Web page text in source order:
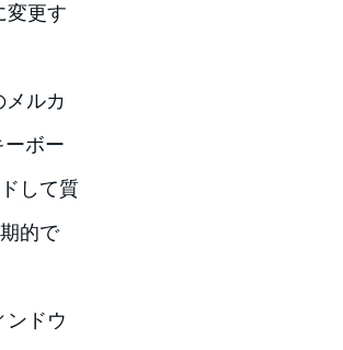
変更す
ルカ
ボー
して質
的で
ンドウ